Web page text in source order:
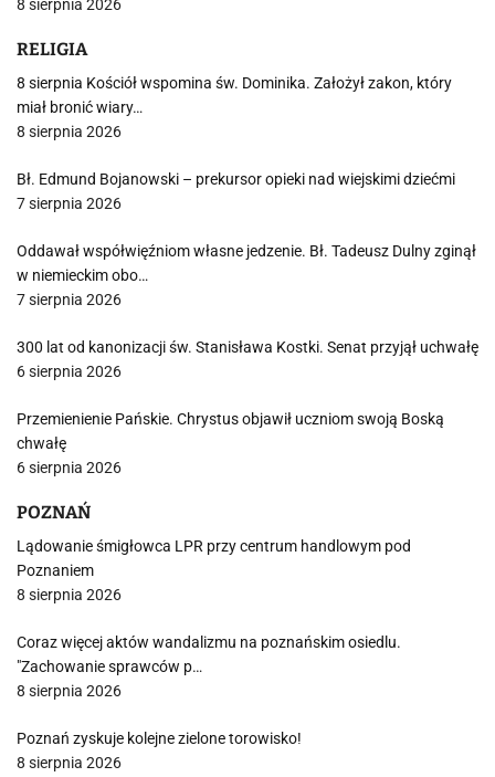
8 sierpnia 2026
RELIGIA
8 sierpnia Kościół wspomina św. Dominika. Założył zakon, który
miał bronić wiary…
8 sierpnia 2026
Bł. Edmund Bojanowski – prekursor opieki nad wiejskimi dziećmi
7 sierpnia 2026
Oddawał współwięźniom własne jedzenie. Bł. Tadeusz Dulny zginął
w niemieckim obo…
7 sierpnia 2026
300 lat od kanonizacji św. Stanisława Kostki. Senat przyjął uchwałę
6 sierpnia 2026
Przemienienie Pańskie. Chrystus objawił uczniom swoją Boską
chwałę
6 sierpnia 2026
POZNAŃ
Lądowanie śmigłowca LPR przy centrum handlowym pod
Poznaniem
8 sierpnia 2026
Coraz więcej aktów wandalizmu na poznańskim osiedlu.
"Zachowanie sprawców p…
8 sierpnia 2026
Poznań zyskuje kolejne zielone torowisko!
8 sierpnia 2026